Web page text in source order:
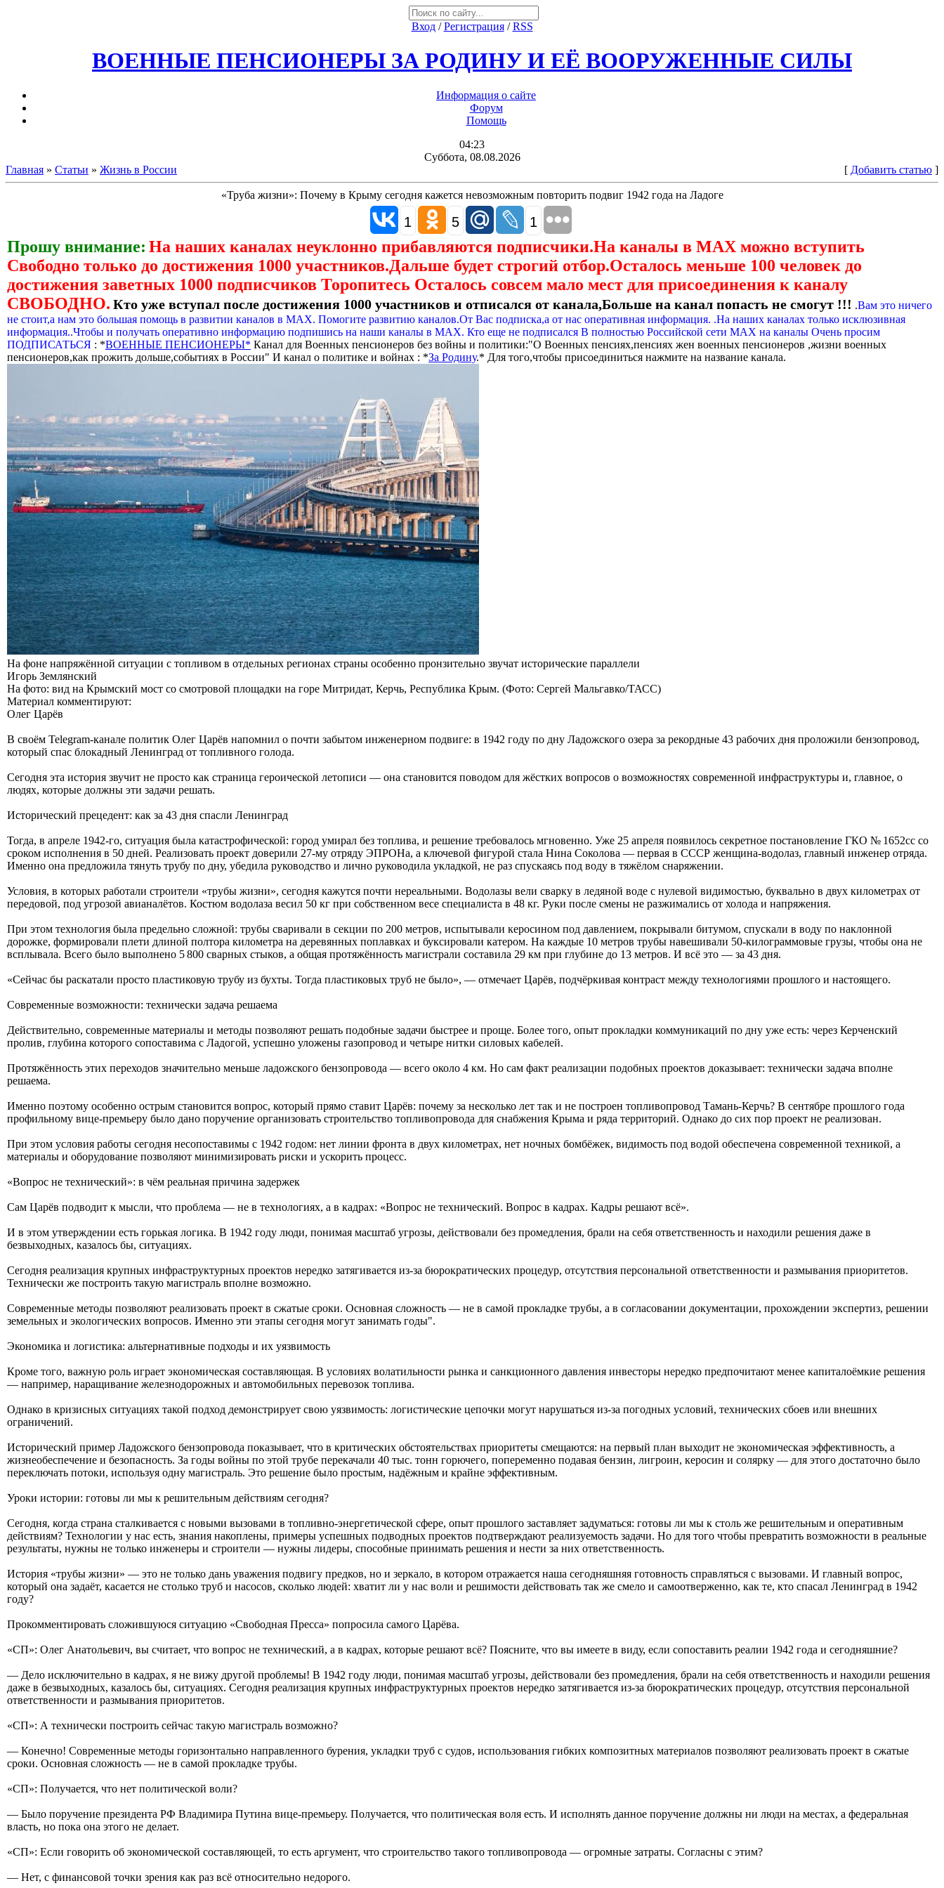
Вход/Регистрация/RSS
ВОЕННЫЕ ПЕНСИОНЕРЫ ЗА РОДИНУ И ЕЁ ВООРУЖЕННЫЕ СИЛЫ
Информация о сайте
Форум
Помощь
04:23
Суббота, 08.08.2026
Главная » Статьи » Жизнь в России [ Добавить статью ]
«Труба жизни»: Почему в Крыму сегодня кажется невозможным повторить подвиг 1942 года на Ладоге
1 5 1
Прошу внимание: На наших каналах неуклонно прибавляются подписчики.На каналы в МАХ можно вступить
Свободно только до достижения 1000 участников.Дальше будет строгий отбор.Осталось меньше 100 человек до
достижения заветных 1000 подписчиков Торопитесь Осталось совсем мало мест для присоединения к каналу
СВОБОДНО. Кто уже вступал после достижения 1000 участников и отписался от канала,Больше на канал попасть не смогут !!! .Вам это ничего
не стоит,а нам это большая помощь в развитии каналов в МАХ. Помогите развитию каналов.От Вас подписка,а от нас оперативная информация. .На наших каналах только исклюзивная
информация..Чтобы и получать оперативно информацию подпишись на наши каналы в МАХ. Кто еще не подписался В полностью Российской сети МАХ на каналы Очень просим
ПОДПИСАТЬСЯ : *ВОЕННЫЕ ПЕНСИОНЕРЫ* Канал для Военных пенсионеров без войны и политики:"О Военных пенсиях,пенсиях жен военных пенсионеров ,жизни военных
пенсионеров,как прожить дольше,событиях в России" И канал о политике и войнах : *За Родину.* Для того,чтобы присоединиться нажмите на название канала.
На фоне напряжённой ситуации с топливом в отдельных регионах страны особенно пронзительно звучат исторические параллели
Игорь Землянский
На фото: вид на Крымский мост со смотровой площадки на горе Митридат, Керчь, Республика Крым. (Фото: Сергей Мальгавко/ТАСС)
Материал комментируют:
Олег Царёв
В своём Telegram‑канале политик Олег Царёв напомнил о почти забытом инженерном подвиге: в 1942 году по дну Ладожского озера за рекордные 43 рабочих дня проложили бензопровод,
который спас блокадный Ленинград от топливного голода.
Сегодня эта история звучит не просто как страница героической летописи — она становится поводом для жёстких вопросов о возможностях современной инфраструктуры и, главное, о
людях, которые должны эти задачи решать.
Исторический прецедент: как за 43 дня спасли Ленинград
Тогда, в апреле 1942-го, ситуация была катастрофической: город умирал без топлива, и решение требовалось мгновенно. Уже 25 апреля появилось секретное постановление ГКО № 1652сс со
сроком исполнения в 50 дней. Реализовать проект доверили 27-му отряду ЭПРОНа, а ключевой фигурой стала Нина Соколова — первая в СССР женщина‑водолаз, главный инженер отряда.
Именно она предложила тянуть трубу по дну, убедила руководство и лично руководила укладкой, не раз спускаясь под воду в тяжёлом снаряжении.
Условия, в которых работали строители «трубы жизни», сегодня кажутся почти нереальными. Водолазы вели сварку в ледяной воде с нулевой видимостью, буквально в двух километрах от
передовой, под угрозой авианалётов. Костюм водолаза весил 50 кг при собственном весе специалиста в 48 кг. Руки после смены не разжимались от холода и напряжения.
При этом технология была предельно сложной: трубы сваривали в секции по 200 метров, испытывали керосином под давлением, покрывали битумом, спускали в воду по наклонной
дорожке, формировали плети длиной полтора километра на деревянных поплавках и буксировали катером. На каждые 10 метров трубы навешивали 50‑килограммовые грузы, чтобы она не
всплывала. Всего было выполнено 5 800 сварных стыков, а общая протяжённость магистрали составила 29 км при глубине до 13 метров. И всё это — за 43 дня.
«Сейчас бы раскатали просто пластиковую трубу из бухты. Тогда пластиковых труб не было», — отмечает Царёв, подчёркивая контраст между технологиями прошлого и настоящего.
Современные возможности: технически задача решаема
Действительно, современные материалы и методы позволяют решать подобные задачи быстрее и проще. Более того, опыт прокладки коммуникаций по дну уже есть: через Керченский
пролив, глубина которого сопоставима с Ладогой, успешно уложены газопровод и четыре нитки силовых кабелей.
Протяжённость этих переходов значительно меньше ладожского бензопровода — всего около 4 км. Но сам факт реализации подобных проектов доказывает: технически задача вполне
решаема.
Именно поэтому особенно острым становится вопрос, который прямо ставит Царёв: почему за несколько лет так и не построен топливопровод Тамань-Керчь? В сентябре прошлого года
профильному вице-премьеру было дано поручение организовать строительство топливопровода для снабжения Крыма и ряда территорий. Однако до сих пор проект не реализован.
При этом условия работы сегодня несопоставимы с 1942 годом: нет линии фронта в двух километрах, нет ночных бомбёжек, видимость под водой обеспечена современной техникой, а
материалы и оборудование позволяют минимизировать риски и ускорить процесс.
«Вопрос не технический»: в чём реальная причина задержек
Сам Царёв подводит к мысли, что проблема — не в технологиях, а в кадрах: «Вопрос не технический. Вопрос в кадрах. Кадры решают всё».
И в этом утверждении есть горькая логика. В 1942 году люди, понимая масштаб угрозы, действовали без промедления, брали на себя ответственность и находили решения даже в
безвыходных, казалось бы, ситуациях.
Сегодня реализация крупных инфраструктурных проектов нередко затягивается из-за бюрократических процедур, отсутствия персональной ответственности и размывания приоритетов.
Технически же построить такую магистраль вполне возможно.
Современные методы позволяют реализовать проект в сжатые сроки. Основная сложность — не в самой прокладке трубы, а в согласовании документации, прохождении экспертиз, решении
земельных и экологических вопросов. Именно эти этапы сегодня могут занимать годы".
Экономика и логистика: альтернативные подходы и их уязвимость
Кроме того, важную роль играет экономическая составляющая. В условиях волатильности рынка и санкционного давления инвесторы нередко предпочитают менее капиталоёмкие решения
— например, наращивание железнодорожных и автомобильных перевозок топлива.
Однако в кризисных ситуациях такой подход демонстрирует свою уязвимость: логистические цепочки могут нарушаться из-за погодных условий, технических сбоев или внешних
ограничений.
Исторический пример Ладожского бензопровода показывает, что в критических обстоятельствах приоритеты смещаются: на первый план выходит не экономическая эффективность, а
жизнеобеспечение и безопасность. За годы войны по этой трубе перекачали 40 тыс. тонн горючего, попеременно подавая бензин, лигроин, керосин и солярку — для этого достаточно было
переключать потоки, используя одну магистраль. Это решение было простым, надёжным и крайне эффективным.
Уроки истории: готовы ли мы к решительным действиям сегодня?
Сегодня, когда страна сталкивается с новыми вызовами в топливно‑энергетической сфере, опыт прошлого заставляет задуматься: готовы ли мы к столь же решительным и оперативным
действиям? Технологии у нас есть, знания накоплены, примеры успешных подводных проектов подтверждают реализуемость задачи. Но для того чтобы превратить возможности в реальные
результаты, нужны не только инженеры и строители — нужны лидеры, способные принимать решения и нести за них ответственность.
История «трубы жизни» — это не только дань уважения подвигу предков, но и зеркало, в котором отражается наша сегодняшняя готовность справляться с вызовами. И главный вопрос,
который она задаёт, касается не столько труб и насосов, сколько людей: хватит ли у нас воли и решимости действовать так же смело и самоотверженно, как те, кто спасал Ленинград в 1942
году?
Прокомментировать сложившуюся ситуацию «Свободная Пресса» попросила самого Царёва.
«СП»: Олег Анатольевич, вы считает, что вопрос не технический, а в кадрах, которые решают всё? Поясните, что вы имеете в виду, если сопоставить реалии 1942 года и сегодняшние?
— Дело исключительно в кадрах, я не вижу другой проблемы! В 1942 году люди, понимая масштаб угрозы, действовали без промедления, брали на себя ответственность и находили решения
даже в безвыходных, казалось бы, ситуациях. Сегодня реализация крупных инфраструктурных проектов нередко затягивается из-за бюрократических процедур, отсутствия персональной
ответственности и размывания приоритетов.
«СП»: А технически построить сейчас такую магистраль возможно?
— Конечно! Современные методы горизонтально направленного бурения, укладки труб с судов, использования гибких композитных материалов позволяют реализовать проект в сжатые
сроки. Основная сложность — не в самой прокладке трубы.
«СП»: Получается, что нет политической воли?
— Было поручение президента РФ Владимира Путина вице-премьеру. Получается, что политическая воля есть. И исполнять данное поручение должны ни люди на местах, а федеральная
власть, но пока она этого не делает.
«СП»: Если говорить об экономической составляющей, то есть аргумент, что строительство такого топливопровода — огромные затраты. Согласны с этим?
— Нет, с финансовой точки зрения как раз всё относительно недорого.